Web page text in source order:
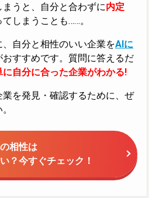
うと、自分と合わずに内定
しまうことも……。
自分と相性のいい企業をAIに
おすすめです。質問に答えるだ
自分に合った企業がわかる!
を発見・確認するために、ぜ
相性は
？今すぐチェック！